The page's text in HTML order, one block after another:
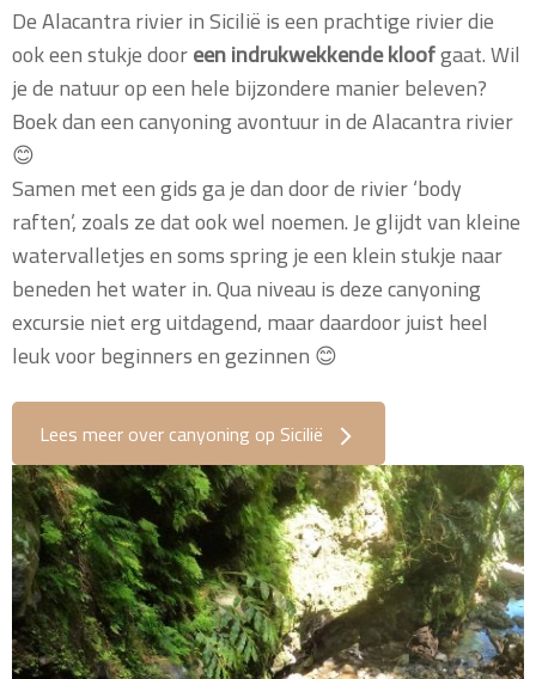
De Alacantra rivier in Sicilië is een prachtige rivier die
ook een stukje dooreen indrukwekkende kloofgaat. Wil
je de natuur op een hele bijzondere manier beleven?
Boek dan een canyoning avontuur in de Alacantra rivier
😊
Samen met een gids ga je dan door de rivier ‘body
raften’, zoals ze dat ook wel noemen. Je glijdt van kleine
watervalletjes en soms spring je een klein stukje naar
beneden het water in. Qua niveau is deze canyoning
excursie niet erg uitdagend, maar daardoor juist heel
leuk voor beginners en gezinnen 😊
Lees meer over canyoning op Sicilië